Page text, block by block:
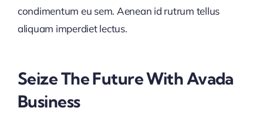
condimentum eu sem. Aenean id rutrum tellus
aliquam imperdiet lectus.
Seize The Future With Avada
Business